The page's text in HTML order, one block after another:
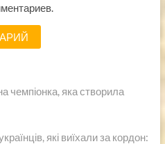
чемпіонка, яка створила
які виїхали за кордон: